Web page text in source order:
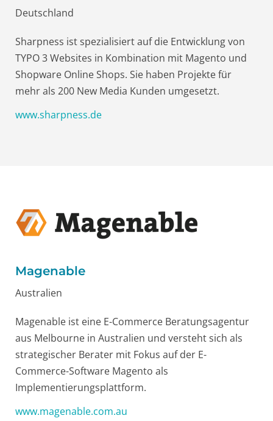
Deutschland
Sharpness ist spezialisiert auf die Entwicklung von
TYPO 3 Websites in Kombination mit Magento und
Shopware Online Shops. Sie haben Projekte für
mehr als 200 New Media Kunden umgesetzt.
www.sharpness.de
Magenable
Australien
Magenable ist eine E-Commerce Beratungsagentur
aus Melbourne in Australien und versteht sich als
strategischer Berater mit Fokus auf der E-
Commerce-Software Magento als
Implementierungsplattform.
www.magenable.com.au